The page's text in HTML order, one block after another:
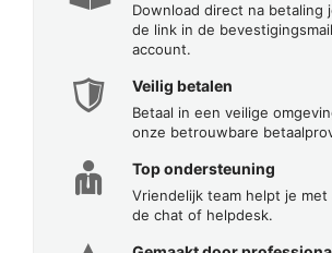
Download direct na betaling
de link in de
account.
Veilig betalen
Betaal in een veilige
onze betrouwbare
Top ondersteuning
Vriendelijk team helpt je met
de chat of helpdesk.